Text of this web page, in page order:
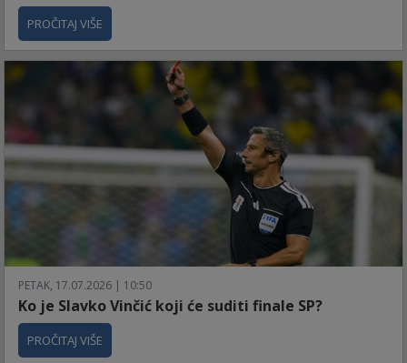
PROČITAJ VIŠE
PETAK, 17.07.2026 | 10:50
Ko je Slavko Vinčić koji će suditi finale SP?
PROČITAJ VIŠE